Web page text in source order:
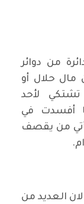
من دوائر
مال حلال أو
لأحد
أفسدت في
من يقصف
العديد من